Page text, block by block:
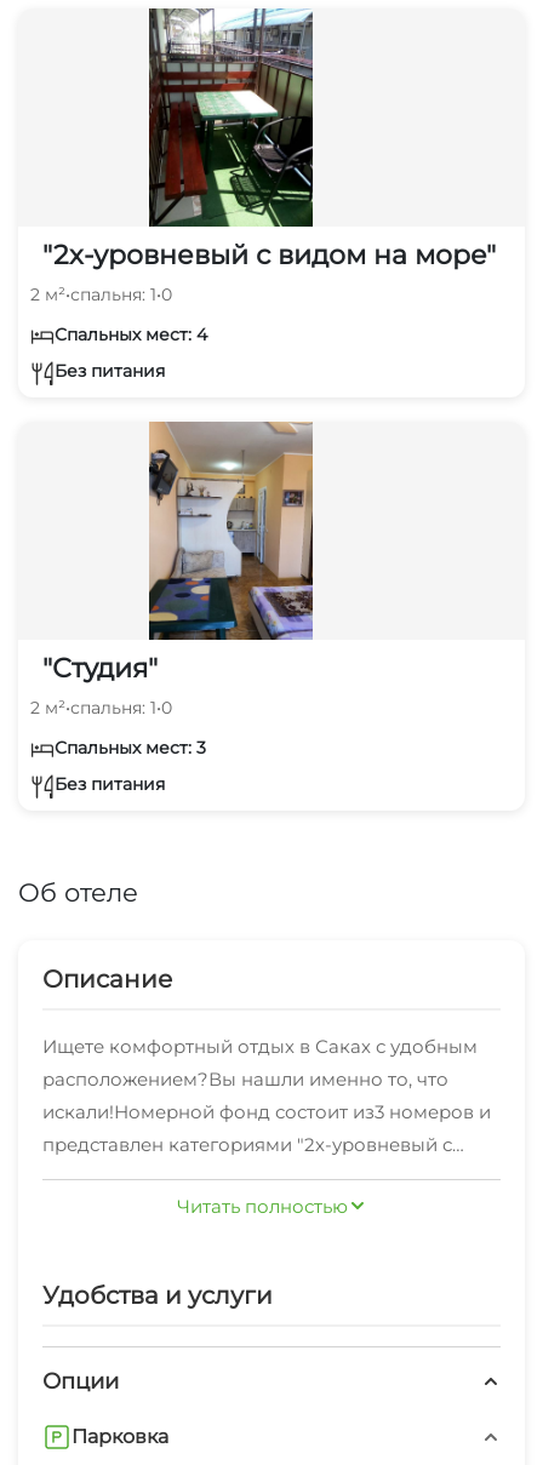
"2х-уровневый с видом на море"
2 м²•спальня: 1•0
Спальных мест: 4
Без питания
"Студия"
2 м²•спальня: 1•0
Спальных мест: 3
Без питания
Об отеле
Описание
Ищете комфортный отдых в Саках с удобным
расположением?Вы нашли именно то, что
искали!Номерной фонд состоит из3 номеров и
представлен категориями "2х-уровневый с
видом на море" , "Студия" .
Для тех, кто отправился в Саки по работе -
К услугам отдыхающих: стиральная машина,
спутниковое тв, свч.
Впервые отдыхаете в Саках? Наши сотрудники
с радостью предоставят вам
Читать полностью
Удобства и услуги
Опции
Парковка